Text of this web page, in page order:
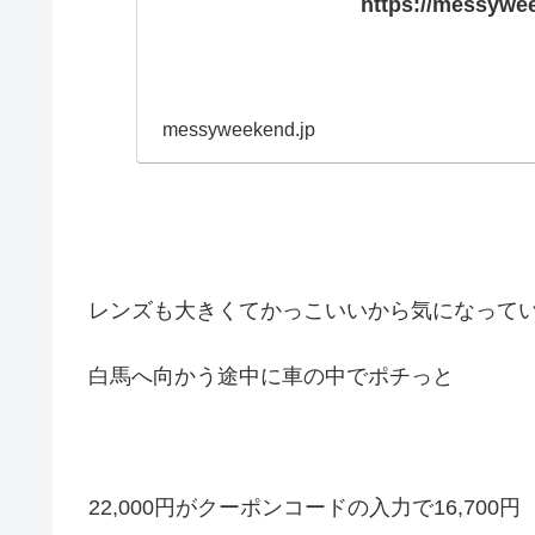
https://
messyweekend.jp
レンズも大きくてかっこいいから気になって
白馬へ向かう途中に車の中でポチっと
22,000円がクーポンコードの入力で16,700円